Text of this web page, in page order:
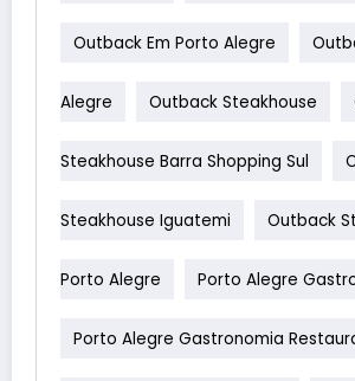
Outback Em Porto Alegre
Alegre Outback Steakhouse
Steakhouse Barra Shopping Sul
Steakhouse Iguatemi Outback
Porto Alegre Porto Alegre
Porto Alegre Gastronomia